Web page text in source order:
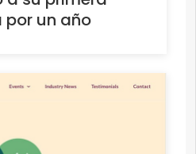
un año